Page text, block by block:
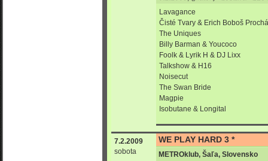
Lavagance
Čisté Tvary & Erich Boboš
The Uniques
Billy Barman & Youcoco
Foolk & Lyrik H & DJ Lixx
Talkshow & H16
Noisecut
The Swan Bride
Magpie
Isobutane & Longital
7.2.2009
sobota
WE PLAY HARD 3 *
METROklub, Šaľa, Slovensko